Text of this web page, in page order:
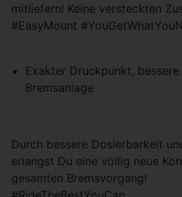
mitliefern! Keine versteckten
#EasyMount
Exakter Druckpunkt,
Bremsanlage
Durch bessere Dosierbarkeit
erlangst Du eine völlig neue
gesamten Bremsvorgang!